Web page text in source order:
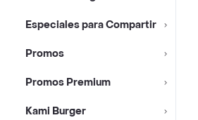
Especiales para Compartir
Promos
Promos Premium
Kami Burger